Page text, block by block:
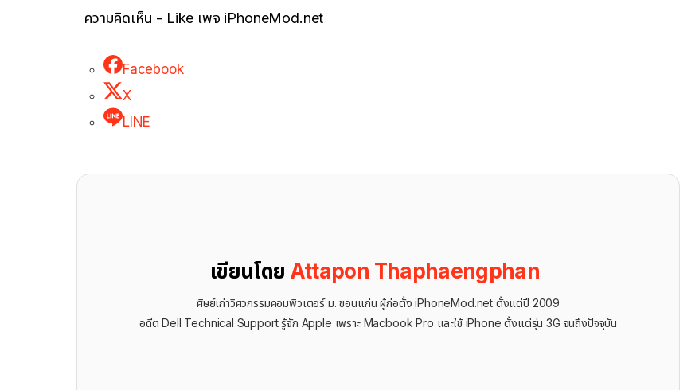
ความคิดเห็น - Like เพจ iPhoneMod.net
Facebook
X
LINE
เขียนโดย Attapon Thaphaengphan
ศิษย์เก่าวิศวกรรมคอมพิวเตอร์ ม. ขอนแก่น ผู้ก่อตั้ง iPhoneMod.net ตั้งแต่ปี 2009
อดีต Dell Technical Support รู้จัก ​Apple เพราะ Macbook Pro และใช้ iPhone ตั้งแต่รุ่น 3G จนถึงปัจจุบัน